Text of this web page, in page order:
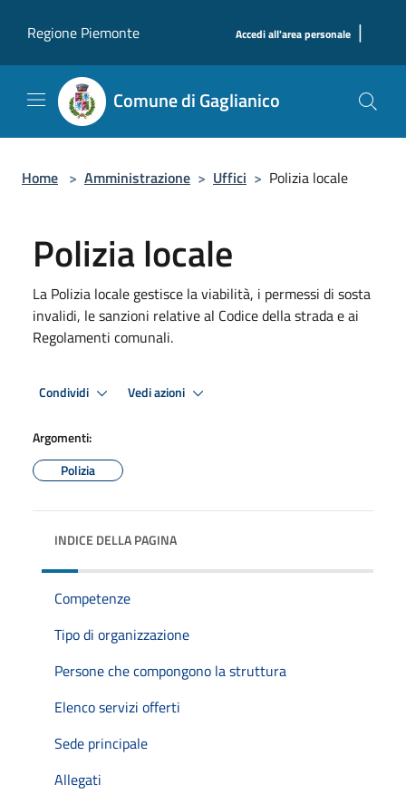
Regione Piemonte
Accedi all'area personale |
Comune di Gaglianico
Home > Amministrazione > Uffici > Polizia locale
Polizia locale
La Polizia locale gestisce la viabilità, i permessi di sosta
invalidi, le sanzioni relative al Codice della strada e ai
Regolamenti comunali.
Condividi Vedi azioni
Argomenti:
Polizia
INDICE DELLA PAGINA
Competenze
Tipo di organizzazione
Persone che compongono la struttura
Elenco servizi offerti
Sede principale
Allegati